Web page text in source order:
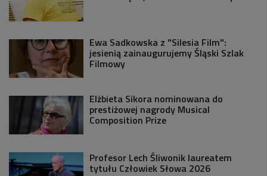
Ewa Sadkowska z "Silesia Film":
jesienią zainaugurujemy Śląski Szlak
Filmowy
Elżbieta Sikora nominowana do
prestiżowej nagrody Musical
Composition Prize
Profesor Lech Śliwonik laureatem
tytułu Człowiek Słowa 2026